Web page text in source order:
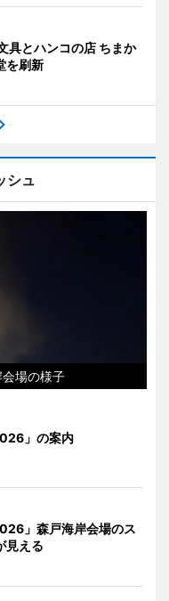
具とハンコの店 ちまか
を刷新
シュ
会場の様子
」の案内
」森戸海岸会場のス
見える